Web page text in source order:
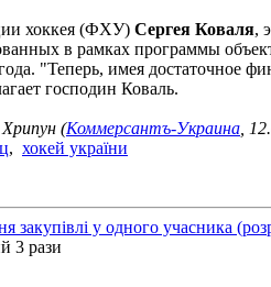
хоккея (ФХУ) Сергея Коваля,
в рамках программы
"Теперь, имея достаточное
господин Коваль.
(Коммерсантъ-Украина ,
, хокей україни
закупівлі у одного учасника
3 рази